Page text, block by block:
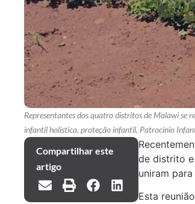
Representantes dos quatro distritos de Malawi se
infantil holística, proteção infantil, Patrocínio
Compartilhar este
artigo
de distrito
uniram
Esta